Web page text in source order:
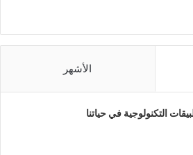
الأشهر
التكنولوجية في حياتنا